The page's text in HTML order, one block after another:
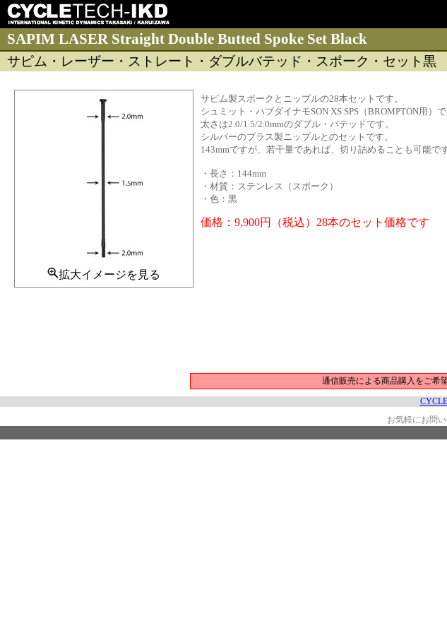
SAPIM LASER Straight Double Butted Spoke Set Black
サピム・レーザー・ストレート・ダブルバテッド・スポーク・セット黒
拡大イメージを見る
サピム製スポークとニップルの28本セットです。
シュミット・ハブダイナモSON XS SPS（BROMPTON用
太さは2.0/1.5/2.0mmのダブル・バテッドです。
シルバーのブラス製ニップルとのセットです。
143mmですが、若干量であれば、切り詰めることも可能で
・長さ：144mm
・材質：ステンレス（スポーク）
・色：黒
価格：9,900円（税込）28本のセット価格です
通信販売による商品購入をご希
お気軽にお問